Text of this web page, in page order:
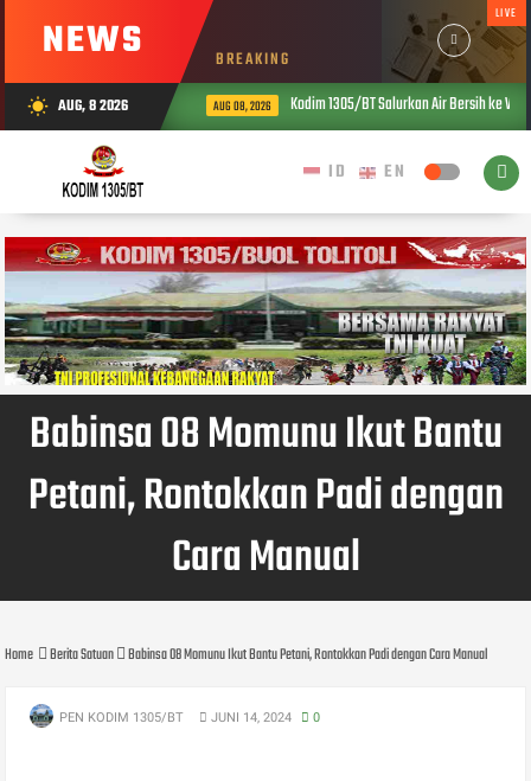
NEWS BREAKING
LIVE
wb_sunny AUG, 8 2026 AUG 08, 2026 Kodim 1305/BT Salurkan Air Bersih ke
Babinsa 08 Momunu Ikut Bantu
Petani, Rontokkan Padi dengan
Cara Manual
Home Berita Satuan Babinsa 08 Momunu Ikut Bantu Petani, Rontokkan Padi dengan Cara Manual
PEN KODIM 1305/BT JUNI 14, 2024 0